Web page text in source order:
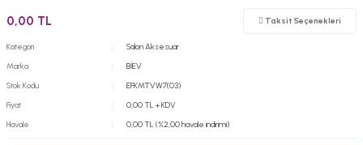
0,00 TL Taksit Seçenekleri
Kategori
Salon Aksesuar
Marka
BİEV
Stok Kodu
EFKMTVW7(03)
Fiyat
0,00 TL + KDV
Havale
0,00 TL (%2,00 havale indirimi)